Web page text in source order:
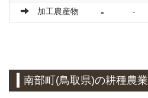
加工農産物 - -
南部町(鳥取県)の耕種農業